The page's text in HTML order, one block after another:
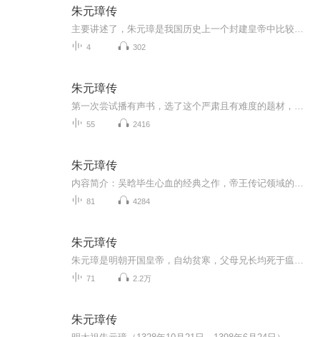
朱元璋传
4 302
朱元璋传
55 2416
朱元璋传
81 4284
朱元璋传
71 2.2万
朱元璋传